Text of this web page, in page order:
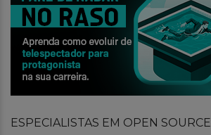
ESPECIALISTAS EM OPEN SOURCE